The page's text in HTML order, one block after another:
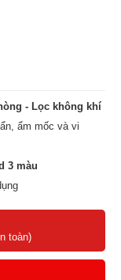
- Lọc không khí
ẩm mốc và vi
3 màu
toàn)